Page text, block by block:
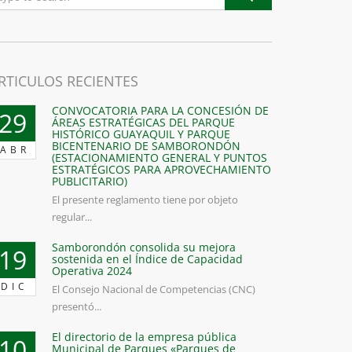
RECIENTES
ABR
CONVOCATORIA PARA LA CONCESIÓN DE
ÁREAS ESTRATÉGICAS DEL PARQUE
HISTÓRICO GUAYAQUIL Y PARQUE
BICENTENARIO DE SAMBORONDÓN
(ESTACIONAMIENTO GENERAL Y PUNTOS
ESTRATÉGICOS PARA APROVECHAMIENTO
PUBLICITARIO)
El presente reglamento tiene por objeto
regular...
DIC
Samborondón consolida su mejora
sostenida en el Índice de Capacidad
Operativa 2024
El Consejo Nacional de Competencias (CNC)
presentó...
El directorio de la empresa pública
Municipal de Parques «Parques de